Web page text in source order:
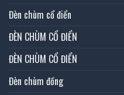
Đèn chùm cổ điển
ĐÈN CHÙM CỔ ĐIỂN
ĐÈN CHÙM CỔ ĐIỂN
Đèn chùm đồng